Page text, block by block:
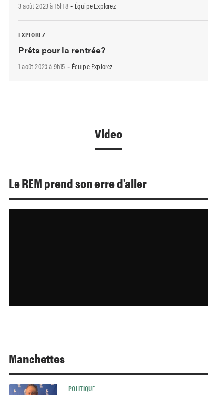
3 août 2023 à 15h18- Équipe Explorez
EXPLOREZ
Prêts pour la rentrée?
1 août 2023 à 9h15 - Équipe Explorez
Video
Le REM prend son erre d'aller
Manchettes
POLITIQUE